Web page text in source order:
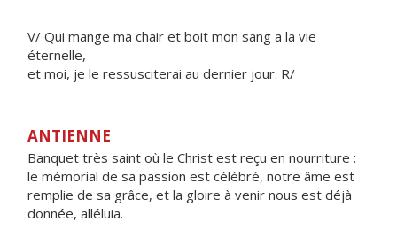
V/ Qui mange ma chair et boit mon sang a la vie
éternelle,
et moi, je le ressusciterai au dernier jour. R/
ANTIENNE
Banquet très saint où le Christ est reçu en nourriture :
le mémorial de sa passion est célébré, notre âme est
remplie de sa grâce, et la gloire à venir nous est déjà
donnée, alléluia.